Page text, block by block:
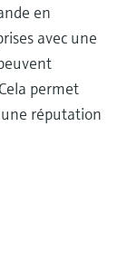
en
avec une
permet
réputation